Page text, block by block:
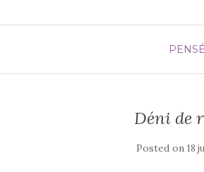
Déni de
Posted on 18